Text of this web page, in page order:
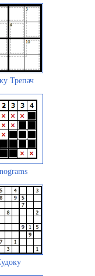
Трепач